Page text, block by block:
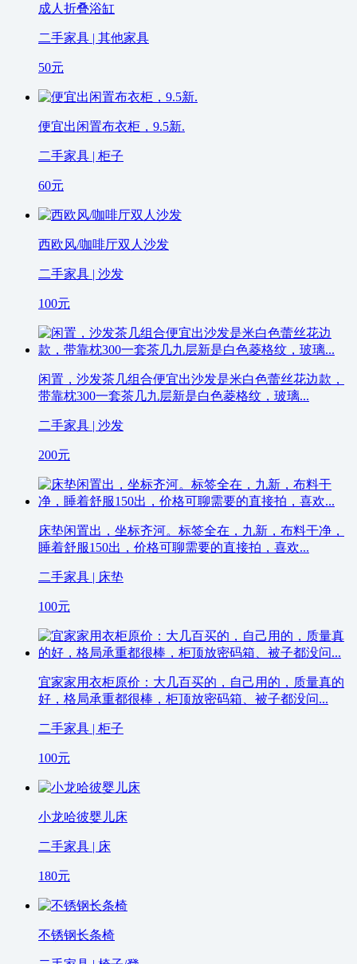
成人折叠浴缸
二手家具 | 其他家具
50元
便宜出闲置布衣柜，9.5新.
二手家具 | 柜子
60元
西欧风/咖啡厅双人沙发
二手家具 | 沙发
100元
闲置，沙发茶几组合便宜出沙发是米白色蕾丝花边款，
带靠枕300一套茶几九层新是白色菱格纹，玻璃...
二手家具 | 沙发
200元
床垫闲置出，坐标齐河。标签全在，九新，布料干净，
睡着舒服150出，价格可聊需要的直接拍，喜欢...
二手家具 | 床垫
100元
宜家家用衣柜原价：大几百买的，自己用的，质量真的
好，格局承重都很棒，柜顶放密码箱、被子都没问...
二手家具 | 柜子
100元
小龙哈彼婴儿床
二手家具 | 床
180元
不锈钢长条椅